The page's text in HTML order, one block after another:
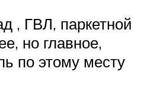
, ГВЛ, паркетной
но главное,
по этому месту